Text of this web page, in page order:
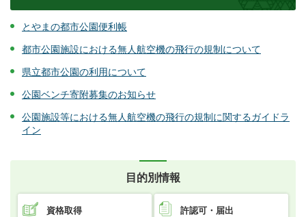
とやまの都市公園便利帳
都市公園施設における無人航空機の飛行の規制について
県立都市公園の利用について
公園ベンチ寄附募集のお知らせ
公園施設等における無人航空機の飛行の規制に関するガイドラ
イン
目的別情報
資格取得 許認可・届出